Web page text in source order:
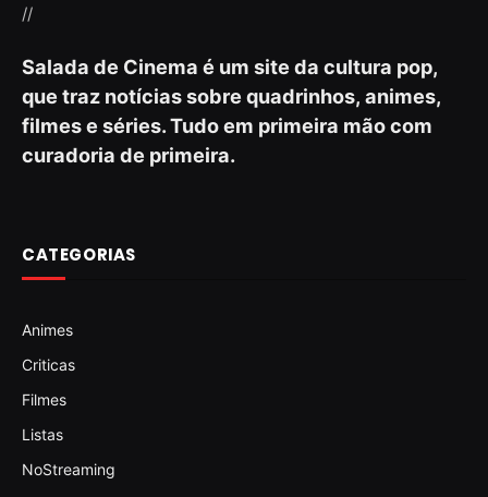
//
Salada de Cinema é um site da cultura pop,
que traz notícias sobre quadrinhos, animes,
filmes e séries. Tudo em primeira mão com
curadoria de primeira.
CATEGORIAS
Animes
Criticas
Filmes
Listas
NoStreaming